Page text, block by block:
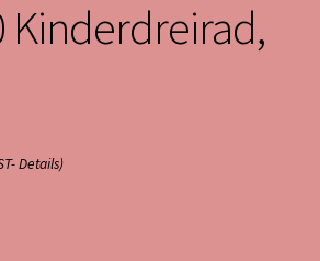
Kinderdreirad,
Details)